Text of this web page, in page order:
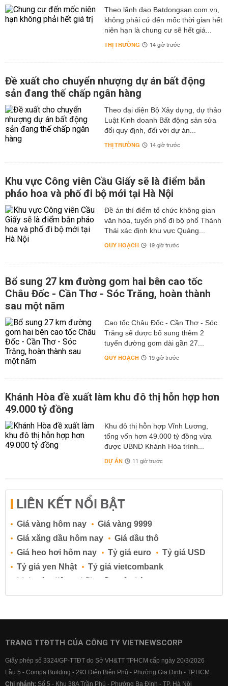
Theo lãnh đạo Batdongsan.com.vn,
không phải cứ đến mốc thời gian hết
niên hạn là chung cư sẽ hết giá...
THỊ TRƯỜNG 14 giờ trước
Đề xuất cho chuyển nhượng dự án bất động
sản đang thế chấp ngân hàng
Theo đại diện Bộ Xây dựng, dự thảo
Luật Kinh doanh Bất động sản sửa
đổi quy định, đối với dự án...
THỊ TRƯỜNG 14 giờ trước
Khu vực Công viên Cầu Giấy sẽ là điểm bắn
pháo hoa và phố đi bộ mới tại Hà Nội
Đề án thí điểm tổ chức không gian
văn hóa, tuyến phố đi bộ phố Thành
Thái xác định khu vực Quảng...
QUY HOẠCH 19 giờ trước
Bổ sung 27 km đường gom hai bên cao tốc
Châu Đốc - Cần Thơ - Sóc Trăng, hoàn thành
sau một năm
Cao tốc Châu Đốc - Cần Thơ - Sóc
Trăng sẽ được bổ sung thêm 2
tuyến đường gom dài gần 27...
QUY HOẠCH 19 giờ trước
Khánh Hòa đề xuất làm khu đô thị hỗn hợp hơn
49.000 tỷ đồng
Khu đô thị hỗn hợp Vĩnh Lương,
tổng vốn hơn 49.000 tỷ đồng vừa
được UBND Khánh Hòa trình...
DỰ ÁN 11 giờ trước
LIÊN KẾT NỔI BẬT
Giá vàng hôm nay
Giá vàng 9999
Giá xăng dầu hôm nay
Giá dầu thô
Giá heo hơi hôm nay
Tỷ giá euro
Tỷ giá USD
Tỷ giá yen Nhật
Tỷ giá vietcombank
Lịch cúp điện
Lãi suất ngân hàng
Lãi suất tiết kiệm
Lãi suất tiền gửi
Lãi suất ngân hàng BIDV
Lãi suất ngân hàng Vietcombank
TRANG TTĐTTH CỦA CÔNG TY VIETNEWSCORP
Giấy phép số 3324/GP-TTĐT do Sở VH&TT TPHCM cấp ngày 20/3/2026
Lầu 5 - Compa Building - 293 Điện Biên Phủ - Phường Gia Định - TP.HCM
Chi nhánh: Số 5 - Khu 38A Trần Phú - Phường Ba Đình - TP. Hà Nội